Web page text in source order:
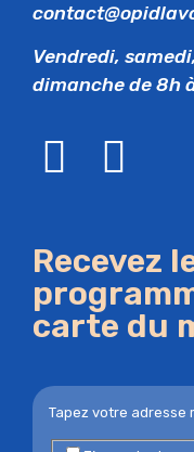
Vendredi, samedi,
dimanche de 8h
Recevez
carte du